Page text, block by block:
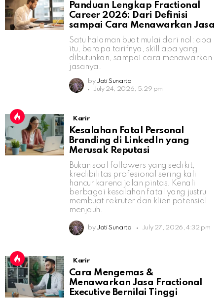
Panduan Lengkap Fractional
Career 2026: Dari Definisi
sampai Cara Menawarkan Jasa
Satu halaman buat mulai dari nol: apa
itu, berapa tarifnya, skill apa yang
dibutuhkan, sampai cara menawarkan
jasanya.
by Jati Sunarto
July 24, 2026, 5:29 pm
Karir
Kesalahan Fatal Personal
Branding di LinkedIn yang
Merusak Reputasi
Bukan soal followers yang sedikit,
kredibilitas profesional sering kali
hancur karena jalan pintas. Kenali
berbagai kesalahan fatal yang justru
membuat rekruter dan klien potensial
menjauh.
by Jati Sunarto July 27, 2026, 4:32 pm
Karir
Cara Mengemas &
Menawarkan Jasa Fractional
Executive Bernilai Tinggi